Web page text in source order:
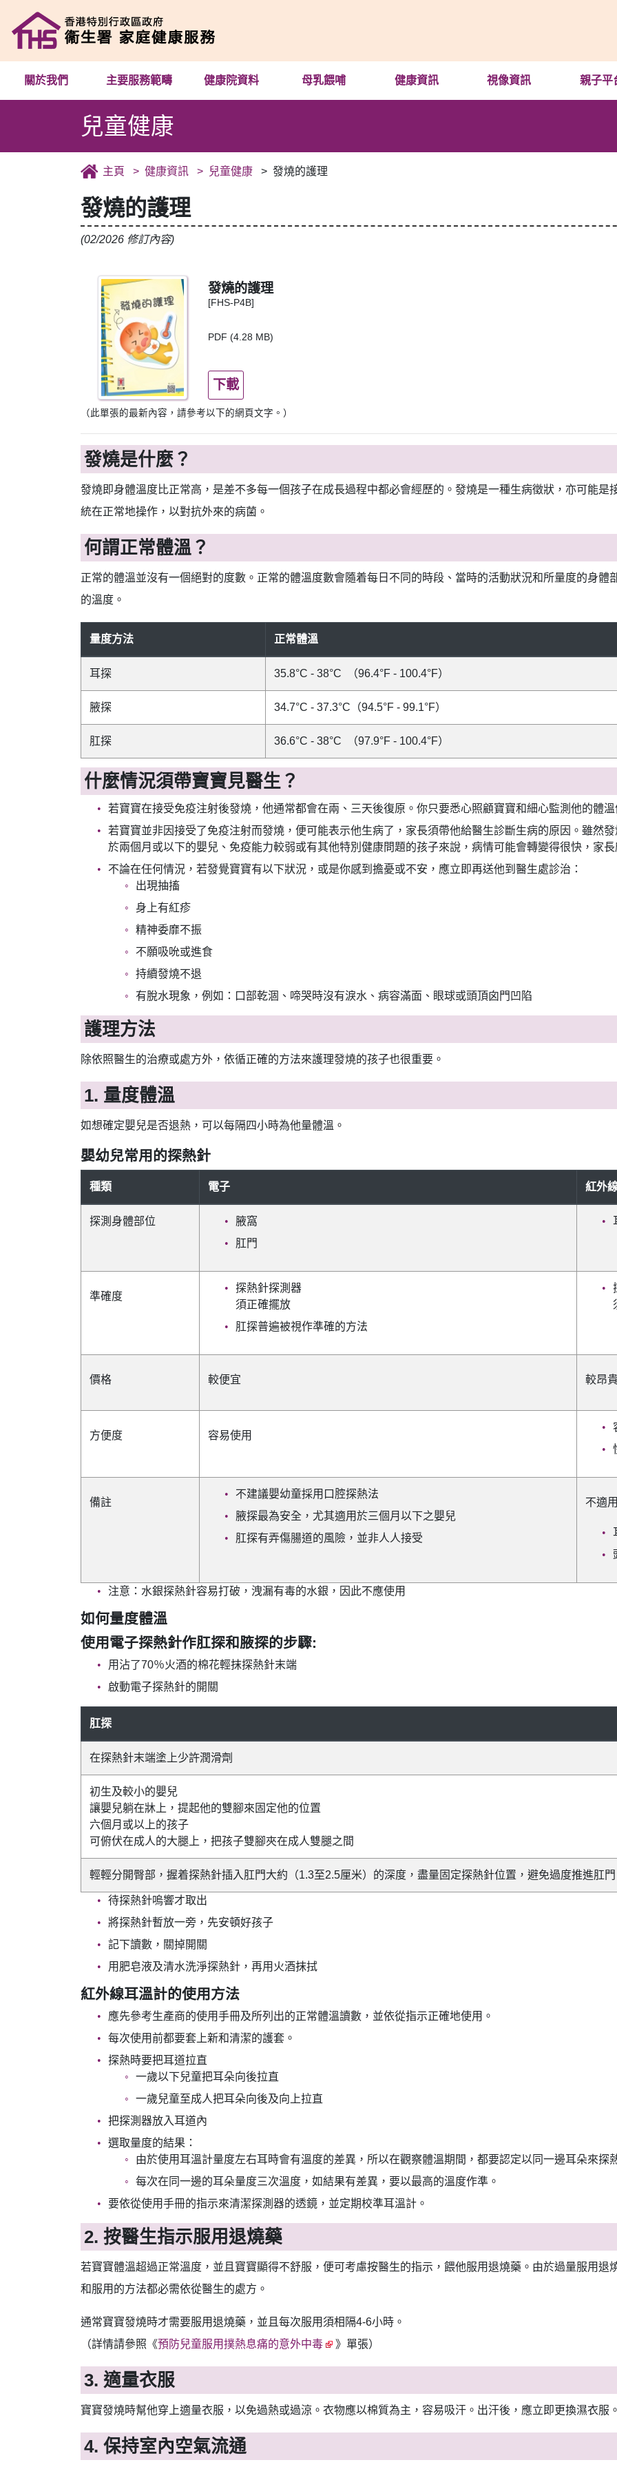
關於我們 主要服務範疇 健康院資料 母乳餵哺 健康資訊 視像資訊 親子平
兒童健康
主頁 健康資訊 兒童健康 發燒的護理
發燒的護理
(02/2026 修訂內容)
發燒的護理
[FHS-P4B]
PDF (4.28 MB)
下載
（此單張的最新內容，請參考以下的網頁文字。）
發燒是什麼？
發燒即身體溫度比正常高，是差不多每一個孩子在成長過程中都必會經歷的。發燒是一種生病徵狀，亦可能是
統在正常地操作，以對抗外來的病菌。
何謂正常體溫？
正常的體溫並沒有一個絕對的度數。正常的體溫度數會隨着每日不同的時段、當時的活動狀況和所量度的身
的溫度。
量度方法 正常體溫
耳探 35.8°C - 38°C （96.4°F - 100.4°F）
腋探 34.7°C - 37.3°C（94.5°F - 99.1°F）
肛探 36.6°C - 38°C （97.9°F - 100.4°F）
什麼情況須帶寶寶見醫生？
若寶寶在接受免疫注射後發燒，他通常都會在兩、三天後復原。你只要悉心照顧寶寶和細心監測他的體
若寶寶並非因接受了免疫注射而發燒，便可能表示他生病了，家長須帶他給醫生診斷生病的原因。雖然
於兩個月或以下的嬰兒、免疫能力較弱或有其他特別健康問題的孩子來說，病情可能會轉變得很快，家長
不論在任何情況，若發覺寶寶有以下狀況，或是你感到擔憂或不安，應立即再送他到醫生處診治：
出現抽搐
身上有紅疹
精神委靡不振
不願吸吮或進食
持續發燒不退
有脫水現象，例如：口部乾涸、啼哭時沒有淚水、病容滿面、眼球或頭頂囟門凹陷
護理方法
除依照醫生的治療或處方外，依循正確的方法來護理發燒的孩子也很重要。
1. 量度體溫
如想確定嬰兒是否退熱，可以每隔四小時為他量體溫。
嬰幼兒常用的探熱針
種類 電子 紅外
探測身體部位
腋窩
肛門
準確度
探熱針探測器
須正確擺放
肛探普遍被視作準確的方法
價格 較便宜 較昂
方便度 容易使用
備註
不建議嬰幼童採用口腔探熱法
腋探最為安全，尤其適用於三個月以下之嬰兒
肛探有弄傷腸道的風險，並非人人接受
不適
注意：水銀探熱針容易打破，洩漏有毒的水銀，因此不應使用
如何量度體溫
使用電子探熱針作肛探和腋探的步驟:
用沾了70％火酒的棉花輕抹探熱針末端
啟動電子探熱針的開關
肛探
在探熱針末端塗上少許潤滑劑
初生及較小的嬰兒
讓嬰兒躺在牀上，提起他的雙腳來固定他的位置
六個月或以上的孩子
可俯伏在成人的大腿上，把孩子雙腳夾在成人雙腿之間
輕輕分開臀部，握着探熱針插入肛門大約（1.3至2.5厘米）的深度，盡量固定探熱針位置，避免過度推進肛門
待探熱針嗚響才取出
將探熱針暫放一旁，先安頓好孩子
記下讀數，關掉開關
用肥皂液及清水洗淨探熱針，再用火酒抹拭
紅外線耳溫計的使用方法
應先參考生產商的使用手冊及所列出的正常體溫讀數，並依從指示正確地使用。
每次使用前都要套上新和清潔的護套。
探熱時要把耳道拉直
一歲以下兒童把耳朵向後拉直
一歲兒童至成人把耳朵向後及向上拉直
把探測器放入耳道內
選取量度的結果：
由於使用耳溫計量度左右耳時會有溫度的差異，所以在觀察體溫期間，都要認定以同一邊耳朵來探
每次在同一邊的耳朵量度三次溫度，如結果有差異，要以最高的溫度作準。
要依從使用手冊的指示來清潔探測器的透鏡，並定期校準耳溫計。
2. 按醫生指示服用退燒藥
若寶寶體溫超過正常溫度，並且寶寶顯得不舒服，便可考慮按醫生的指示，餵他服用退燒藥。由於過量服用退
和服用的方法都必需依從醫生的處方。
通常寶寶發燒時才需要服用退燒藥，並且每次服用須相隔4-6小時。
（詳情請參照《預防兒童服用撲熱息痛的意外中毒 》單張）
3. 適量衣服
寶寶發燒時幫他穿上適量衣服，以免過熱或過涼。衣物應以棉質為主，容易吸汗。出汗後，應立即更換濕衣服。
4. 保持室內空氣流通